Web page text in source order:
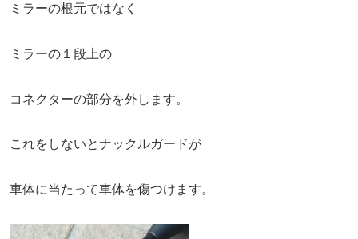
ミラーの根元ではなく
ミラーの１段上の
コネクターの部分を外します。
これをしないとナックルガードが
車体に当たって車体を傷つけます。